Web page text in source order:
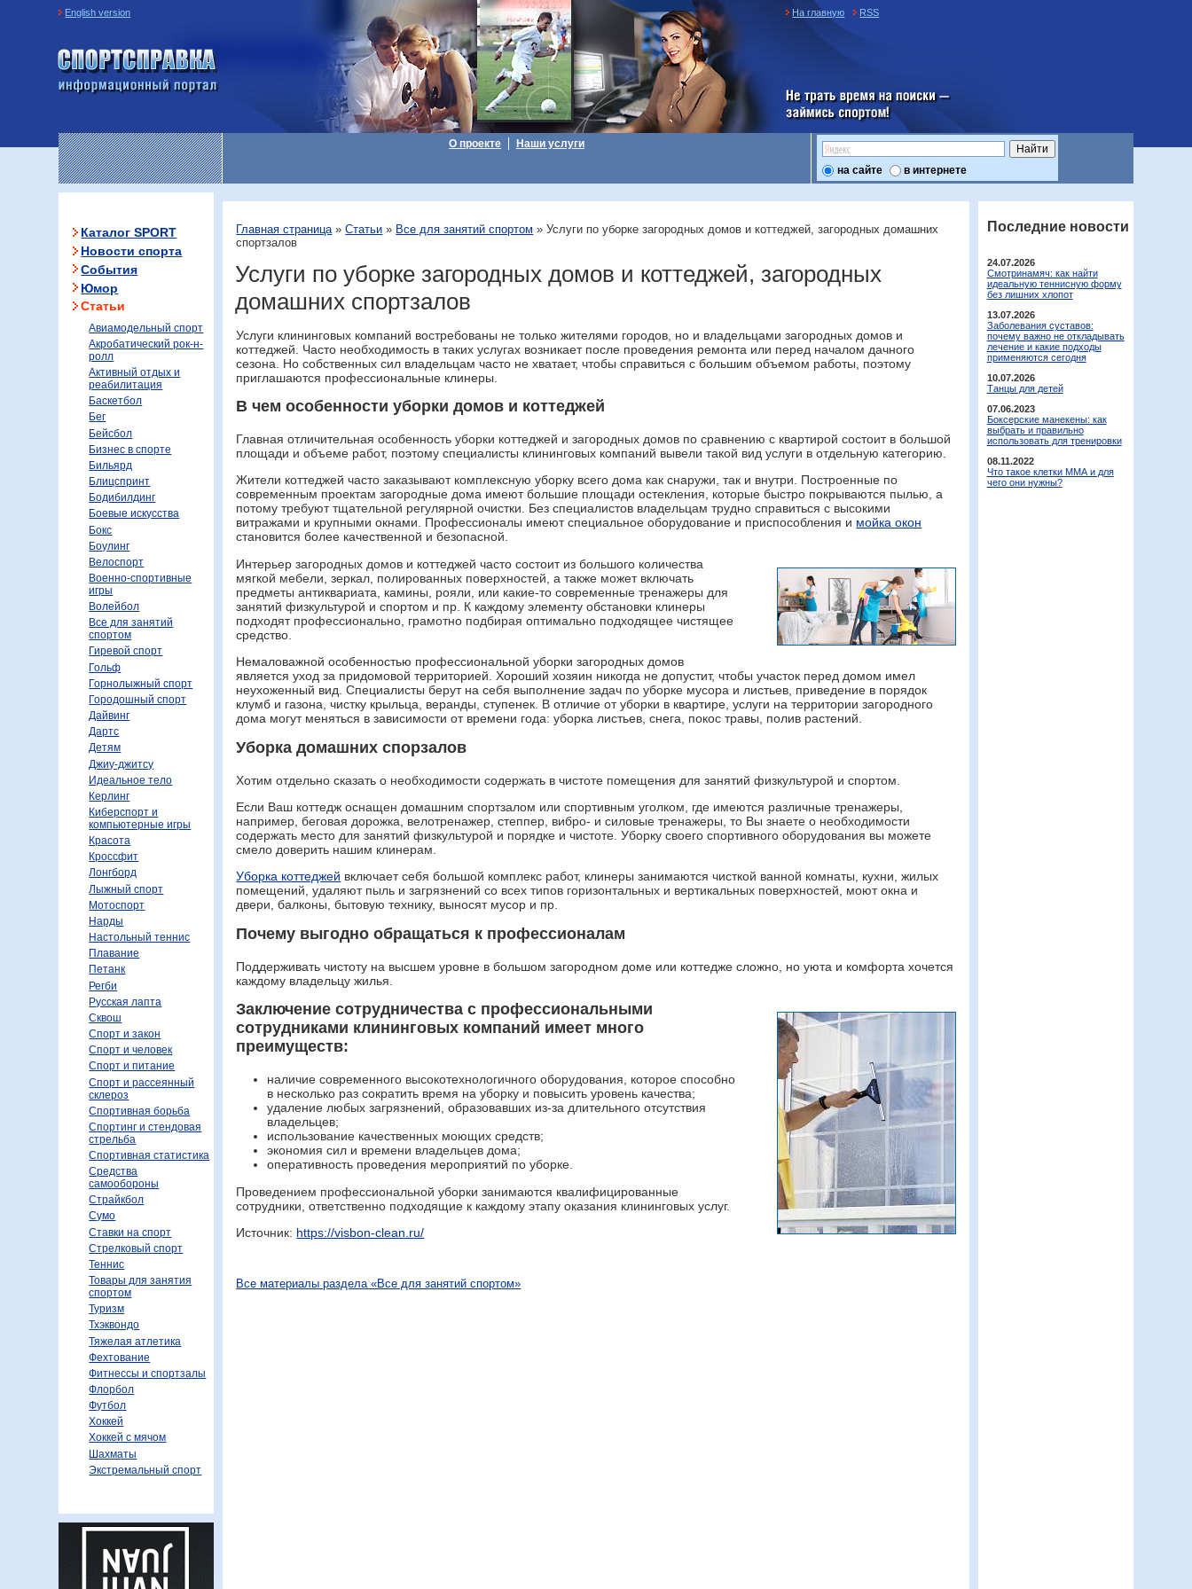
English version
Не трать время на поиски —
займись спортом
На главную RSS
О проекте Наши услуги
на сайте в интернете
Главная страница»Статьи » Все для занятий спортом » Услуги по уборке загородных домов и коттеджей, загородных домашних
спортзалов
Услуги по уборке загородных домов и коттеджей, загородных
домашних спортзалов
Услуги клининговых компаний востребованы не только жителями городов, но и владельцами загородных домов и
коттеджей. Часто необходимость в таких услугах возникает после проведения ремонта или перед началом дачного
сезона. Но собственных сил владельцам часто не хватает, чтобы справиться с большим объемом работы, поэтому
приглашаются профессиональные клинеры.
В чем особенности уборки домов и коттеджей
Главная отличительная особенность уборки коттеджей и загородных домов по сравнению с квартирой состоит в большой
площади и объеме работ, поэтому специалисты клининговых компаний вывели такой вид услуги в отдельную категорию.
Жители коттеджей часто заказывают комплексную уборку всего дома как снаружи, так и внутри. Построенные по
современным проектам загородные дома имеют большие площади остекления, которые быстро покрываются пылью, а
потому требуют тщательной регулярной очистки. Без специалистов владельцам трудно справиться с высокими
витражами и крупными окнами. Профессионалы имеют специальное оборудование и приспособления и мойка окон
становится более качественной и безопасной.
Интерьер загородных домов и коттеджей часто состоит из большого количества
мягкой мебели, зеркал, полированных поверхностей, а также может включать
предметы антиквариата, камины, рояли, или какие-то современные тренажеры для
занятий физкультурой и спортом и пр. К каждому элементу обстановки клинеры
подходят профессионально, грамотно подбирая оптимально подходящее чистящее
средство.
Немаловажной особенностью профессиональной уборки загородных домов
является уход за придомовой территорией. Хороший хозяин никогда не допустит, чтобы участок перед домом имел
неухоженный вид. Специалисты берут на себя выполнение задач по уборке мусора и листьев, приведение в порядок
клумб и газона, чистку крыльца, веранды, ступенек. В отличие от уборки в квартире, услуги на территории загородного
дома могут меняться в зависимости от времени года: уборка листьев, снега, покос травы, полив растений.
Уборка домашних спорзалов
Хотим отдельно сказать о необходимости содержать в чистоте помещения для занятий физкультурой и спортом.
Если Ваш коттедж оснащен домашним спортзалом или спортивным уголком, где имеются различные тренажеры,
например, беговая дорожка, велотренажер, степпер, вибро- и силовые тренажеры, то Вы знаете о необходимости
содержать место для занятий физкультурой и порядке и чистоте. Уборку своего спортивного оборудования вы можете
смело доверить нашим клинерам.
Уборка коттеджей включает себя большой комплекс работ, клинеры занимаются чисткой ванной комнаты, кухни, жилых
помещений, удаляют пыль и загрязнений со всех типов горизонтальных и вертикальных поверхностей, моют окна и
двери, балконы, бытовую технику, выносят мусор и пр.
Почему выгодно обращаться к профессионалам
Поддерживать чистоту на высшем уровне в большом загородном доме или коттедже сложно, но уюта и комфорта хочется
каждому владельцу жилья.
Заключение сотрудничества с профессиональными
сотрудниками клининговых компаний имеет много
преимуществ:
наличие современного высокотехнологичного оборудования, которое способно
в несколько раз сократить время на уборку и повысить уровень качества;
удаление любых загрязнений, образовавших из-за длительного отсутствия
владельцев;
использование качественных моющих средств;
экономия сил и времени владельцев дома;
оперативность проведения мероприятий по уборке.
Проведением профессиональной уборки занимаются квалифицированные
сотрудники, ответственно подходящие к каждому этапу оказания клининговых услуг.
Источник: https://visbon-clean.ru/
Все материалы раздела «Все для занятий спортом»
Последние новости
24.07.2026
Смотринамяч: как найти
идеальную теннисную форму
без лишних хлопот
13.07.2026
Заболевания суставов:
почему важно не откладывать
лечение и какие подходы
применяются сегодня
10.07.2026
Танцы для детей
07.06.2023
Боксерские манекены: как
выбрать и правильно
использовать для тренировки
08.11.2022
Что такое клетки ММА и для
чего они нужны?
Каталог SPORT
Новости спорта
События
Юмор
Статьи
Авиамодельный спорт
Акробатический рок-н-
ролл
Активный отдых и
реабилитация
Баскетбол
Бег
Бейсбол
Бизнес в спорте
Бильярд
Блицспринт
Бодибилдинг
Боевые искусства
Бокс
Боулинг
Велоспорт
Военно-спортивные
игры
Волейбол
Все для занятий
спортом
Гиревой спорт
Гольф
Горнолыжный спорт
Городошный спорт
Дайвинг
Дартс
Детям
Джиу-джитсу
Идеальное тело
Керлинг
Киберспорт и
компьютерные игры
Красота
Кроссфит
Лонгборд
Лыжный спорт
Мотоспорт
Нарды
Настольный теннис
Плавание
Петанк
Регби
Русская лапта
Сквош
Спорт и закон
Спорт и человек
Спорт и питание
Спорт и рассеянный
склероз
Спортивная борьба
Спортинг и стендовая
стрельба
Спортивная статистика
Средства
самообороны
Страйкбол
Сумо
Ставки на спорт
Стрелковый спорт
Теннис
Товары для занятия
спортом
Туризм
Тхэквондо
Тяжелая атлетика
Фехтование
Фитнессы и спортзалы
Флорбол
Футбол
Хоккей
Хоккей с мячом
Шахматы
Экстремальный спорт